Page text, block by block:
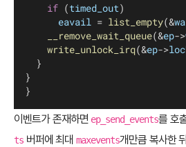
if (timed_out)
eavail = list_empty(&
__remove_wait_queue(&ep->
write_unlock_irq(&ep->
	}
}
}
이벤트가 존재하면 ep_send_events를 호
ts 버퍼에 최대 maxevents개만큼 복사한